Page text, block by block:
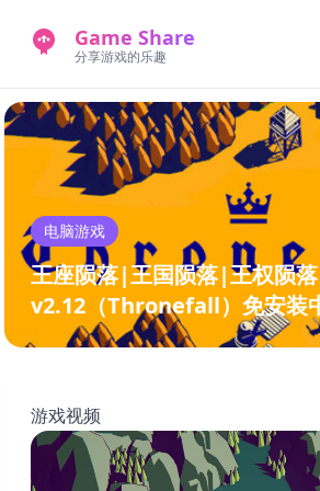
Game Share
分享游戏的乐趣
首页
手机游戏
新版游戏站
电脑游戏
王座陨落|王国陨落|王权陨落
v2.12（Thronefall）免安装
游戏视频